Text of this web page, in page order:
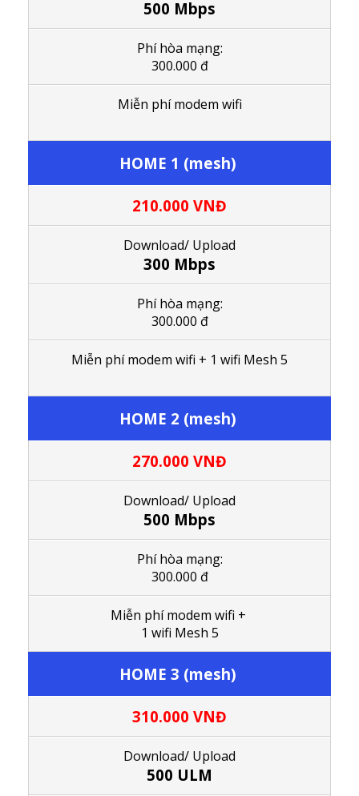
500 Mbps
Phí hòa mạng:
300.000 đ
Miễn phí modem wifi
HOME 1 (mesh)
210.000 VNĐ
Download/ Upload
300 Mbps
Phí hòa mạng:
300.000 đ
Miễn phí modem wifi + 1 wifi Mesh 5
HOME 2 (mesh)
270.000 VNĐ
Download/ Upload
500 Mbps
Phí hòa mạng:
300.000 đ
Miễn phí modem wifi +
1 wifi Mesh 5
HOME 3 (mesh)
310.000 VNĐ
Download/ Upload
500 ULM